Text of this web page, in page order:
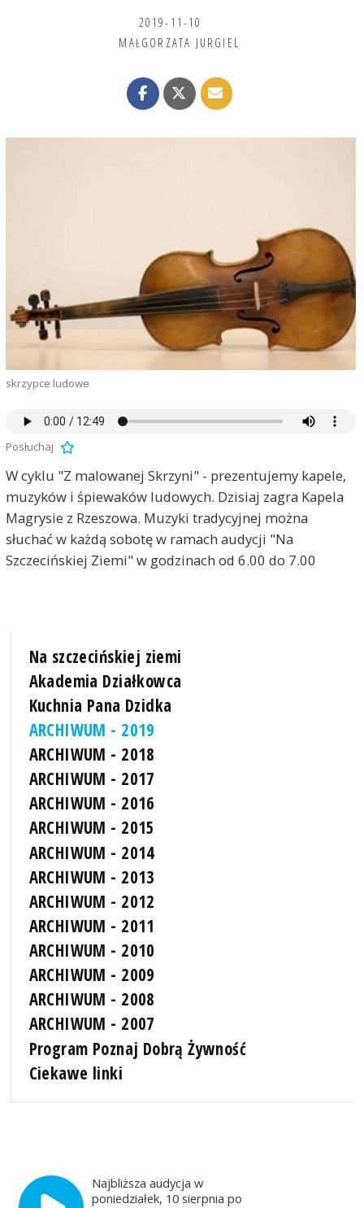
2019-11-10
MAŁGORZATA JURGIEL
skrzypce ludowe
Posłuchaj
W cyklu "Z malowanej Skrzyni" - prezentujemy kapele,
muzyków i śpiewaków ludowych. Dzisiaj zagra Kapela
Magrysie z Rzeszowa. Muzyki tradycyjnej można
słuchać w każdą sobotę w ramach audycji "Na
Szczecińskiej Ziemi" w godzinach od 6.00 do 7.00
Na szczecińskiej ziemi
Akademia Działkowca
Kuchnia Pana Dzidka
ARCHIWUM - 2019
ARCHIWUM - 2018
ARCHIWUM - 2017
ARCHIWUM - 2016
ARCHIWUM - 2015
ARCHIWUM - 2014
ARCHIWUM - 2013
ARCHIWUM - 2012
ARCHIWUM - 2011
ARCHIWUM - 2010
ARCHIWUM - 2009
ARCHIWUM - 2008
ARCHIWUM - 2007
Program Poznaj Dobrą Żywność
Ciekawe linki
Najbliższa audycja w
poniedziałek, 10 sierpnia po